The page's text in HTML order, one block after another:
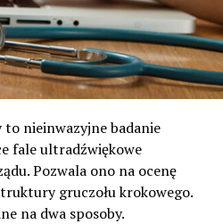
nieinwazyjne badanie
fale ultradźwiękowe
Pozwala ono na ocenę
gruczołu krokowego.
na dwa sposoby.